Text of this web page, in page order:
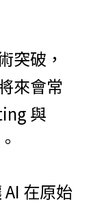
突破，
來會常
與
在原始